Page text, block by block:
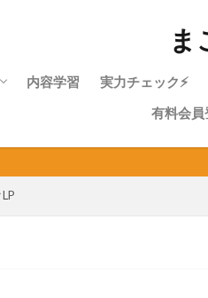
ま
内容学習 実力チェック⚡
有料会員